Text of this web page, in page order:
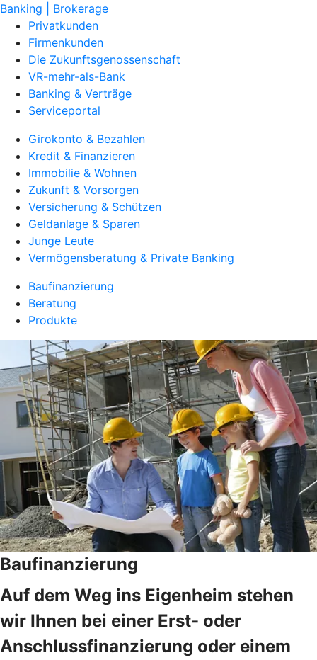
Banking | Brokerage
Privatkunden
Firmenkunden
Die Zukunftsgenossenschaft
VR-mehr-als-Bank
Banking & Verträge
Serviceportal
Girokonto & Bezahlen
Kredit & Finanzieren
Immobilie & Wohnen
Zukunft & Vorsorgen
Versicherung & Schützen
Geldanlage & Sparen
Junge Leute
Vermögensberatung & Private Banking
Baufinanzierung
Beratung
Produkte
Baufinanzierung
Auf dem Weg ins Eigenheim stehen
wir Ihnen bei einer Erst- oder
Anschlussfinanzierung oder einem